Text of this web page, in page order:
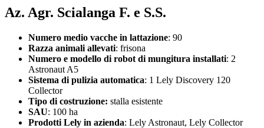
Az. Agr. Scialanga F. e S.S.
Numero medio vacche in lattazione: 90
Razza animali allevati: frisona
Numero e modello di robot di mungitura installati: 2
Astronaut A5
Sistema di pulizia automatica: 1 Lely Discovery 120
Collector
Tipo di costruzione: stalla esistente
SAU: 100 ha
Prodotti Lely in azienda: Lely Astronaut, Lely Collector